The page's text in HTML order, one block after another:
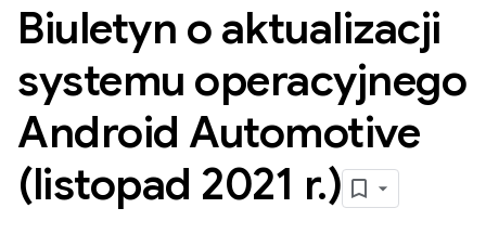
Biuletyn o aktualizacji
systemu operacyjnego
Android Automotive
(listopad 2021 r.)